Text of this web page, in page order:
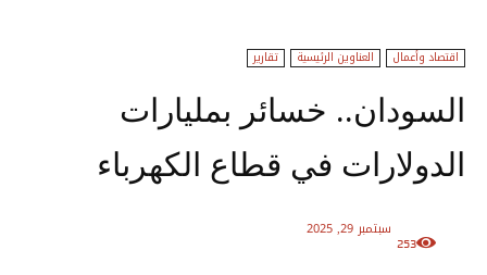
اقتصاد وأعمال العناوين الرئيسية تقارير
السودان.. خسائر بمليارات
الدولارات في قطاع الكهرباء
سبتمبر 29, 2025
253